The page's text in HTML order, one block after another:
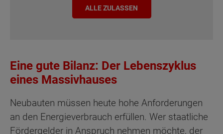
ALLE ZULASSEN
Eine gute Bilanz: Der Lebenszyklus
eines Massivhauses
Neubauten müssen heute hohe Anforderungen
an den Energieverbrauch erfüllen. Wer staatliche
Fördergelder in Anspruch nehmen möchte, der